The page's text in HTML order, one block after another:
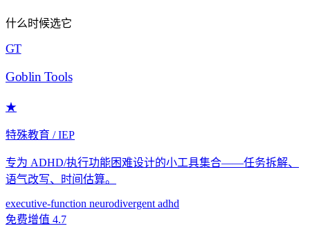
什么时候选它
GT
Goblin Tools
★
特殊教育 / IEP
专为 ADHD/执行功能困难设计的小工具集合——任务拆解、
语气改写、时间估算。
executive-function neurodivergent adhd
免费增值 4.7